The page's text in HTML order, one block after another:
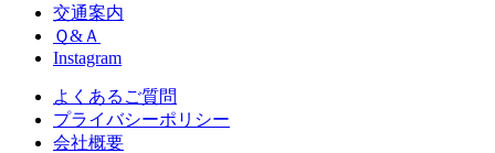
交通案内
Ｑ&Ａ
Instagram
よくあるご質問
プライバシーポリシー
会社概要